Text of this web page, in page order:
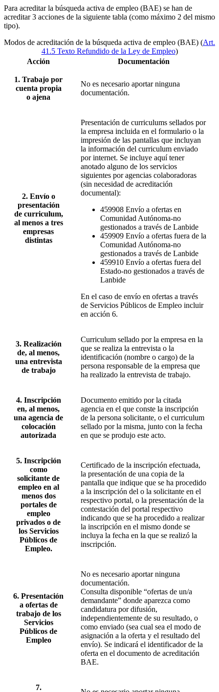
Para acreditar la búsqueda activa de empleo (BAE) se han de
acreditar 3 acciones de la siguiente tabla (como máximo 2 del mismo
tipo).
Modos de acreditación de la búsqueda activa de empleo (BAE) (Art.
41.5 Texto Refundido de la Ley de Empleo)
Acción
Documentación
1. Trabajo por
cuenta propia
o ajena
No es necesario aportar ninguna
documentación.
2. Envío o
presentación
de curriculum,
al menos a tres
empresas
distintas
Presentación de curriculums sellados por
la empresa incluida en el formulario o la
impresión de las pantallas que incluyan
la información del curriculum enviado
por internet. Se incluye aquí tener
anotado alguno de los servicios
siguientes por agencias colaboradoras
(sin necesidad de acreditación
documental):
459908 Envío a ofertas en
Comunidad Autónoma-no
gestionados a través de Lanbide
459909 Envío a ofertas fuera de la
Comunidad Autónoma-no
gestionados a través de Lanbide
459910 Envío a ofertas fuera del
Estado-no gestionados a través de
Lanbide
En el caso de envío en ofertas a través
de Servicios Públicos de Empleo incluir
en acción 6.
3. Realización
de, al menos,
una entrevista
de trabajo
Curriculum sellado por la empresa en la
que se realiza la entrevista o la
identificación (nombre o cargo) de la
persona responsable de la empresa que
ha realizado la entrevista de trabajo.
4. Inscripción
en, al menos,
una agencia de
colocación
autorizada
Documento emitido por la citada
agencia en el que conste la inscripción
de la persona solicitante, o el curriculum
sellado por la misma, junto con la fecha
en que se produjo este acto.
5. Inscripción
como
solicitante de
empleo en al
menos dos
portales de
empleo
privados o de
los Servicios
Públicos de
Empleo.
Certificado de la inscripción efectuada,
la presentación de una copia de la
pantalla que indique que se ha procedido
a la inscripción del o la solicitante en el
respectivo portal, o la presentación de la
contestación del portal respectivo
indicando que se ha procedido a realizar
la inscripción en el mismo donde se
incluya la fecha en la que se realizó la
inscripción.
6. Presentación
a ofertas de
trabajo de los
Servicios
Públicos de
Empleo
No es necesario aportar ninguna
documentación.
Consulta disponible “ofertas de un/a
demandante” donde aparezca como
candidatura por difusión,
independientemente de su resultado, o
como enviado (sea cual sea el modo de
asignación a la oferta y el resultado del
envío). Se indicará el identificador de la
oferta en el documento de acreditación
BAE.
7.